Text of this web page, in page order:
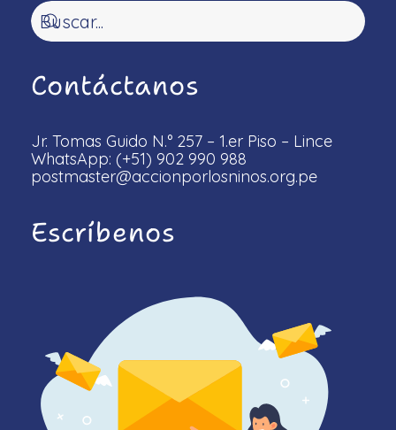
Contáctanos
Jr. Tomas Guido N.° 257 – 1.er Piso – Lince
WhatsApp: (+51) 902 990 988
postmaster@accionporlosninos.org.pe
Escríbenos